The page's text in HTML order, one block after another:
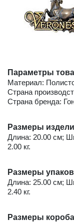
Параметры
Материал:
Страна
Страна бренда:
Размеры
Длина: 20.00 см;
2.00 кг.
Размеры
Длина: 25.00 см;
2.40 кг.
Размеры